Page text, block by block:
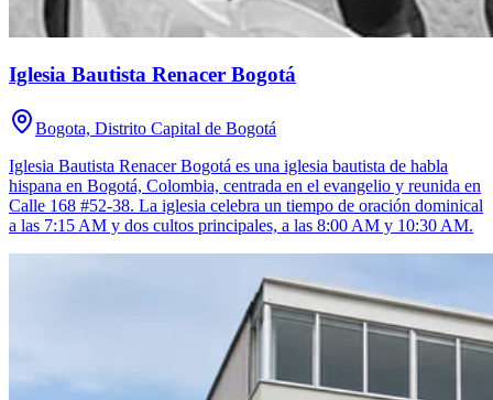
Iglesia Bautista Renacer Bogotá
Bogota, Distrito Capital de Bogotá
Iglesia Bautista Renacer Bogotá es una iglesia bautista de habla
hispana en Bogotá, Colombia, centrada en el evangelio y reunida en
Calle 168 #52-38. La iglesia celebra un tiempo de oración dominical
a las 7:15 AM y dos cultos principales, a las 8:00 AM y 10:30 AM.